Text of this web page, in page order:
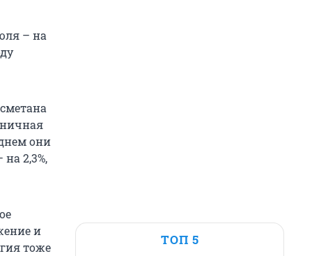
– на
они
2,3%,
и
тоже
ТОП 5